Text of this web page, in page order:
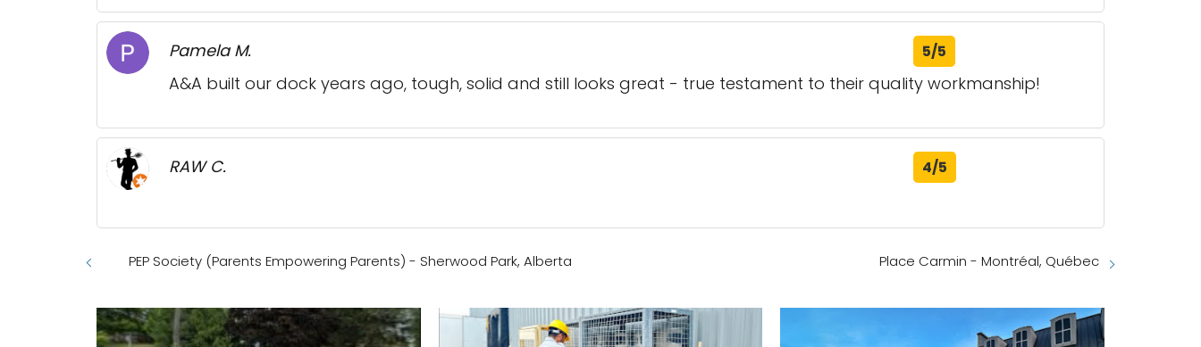
Pamela M. 5/5
A&A built our dock years ago, tough, solid and still looks great - true testament to their quality workmanship!
RAW C. 4/5
PEP Society (Parents Empowering Parents) - Sherwood Park, Alberta Place Carmin - Montréal, Québec